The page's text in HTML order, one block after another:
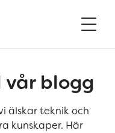
vår blogg
älskar teknik och
kunskaper. Här